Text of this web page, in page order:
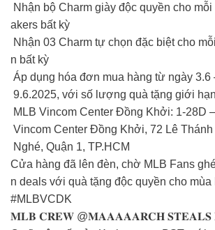
Nhận bộ Charm giày độc quyền cho
akers bất kỳ
Nhận 03 Charm tự chọn đặc biệt cho
n bất kỳ
Áp dụng hóa đơn mua hàng từ ngày 3.6
9.6.2025, với số lượng quà tặng giới hạn
MLB Vincom Center Đồng Khởi: 1-28D –
Vincom Center Đồng Khởi, 72 Lê
Nghé, Quận 1, TP.HCM
Cửa hàng đã lên đèn, chờ MLB Fans
n deals với quà tặng độc quyền cho mùa
#MLBVCDK
𝐌𝐋𝐁 𝐂𝐑𝐄𝐖 @𝐌𝐀𝐀𝐀𝐀𝐀𝐑𝐂𝐇 𝐒𝐓𝐄𝐀𝐋𝐒